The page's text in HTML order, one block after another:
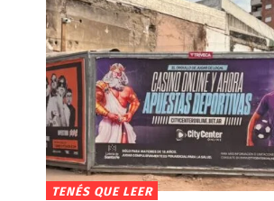
TENÉS QUE LEER